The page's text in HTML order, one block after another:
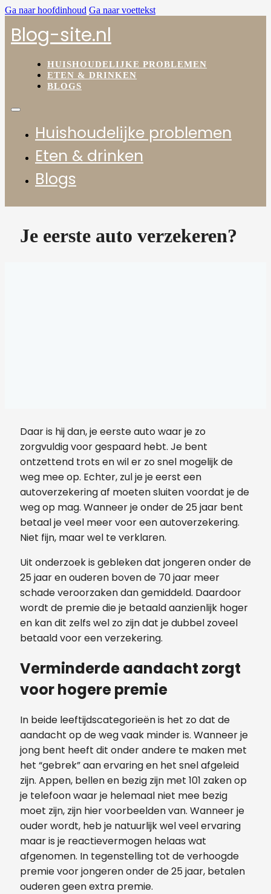
Ga naar hoofdinhoud Ga naar voettekst
Blog-site.nl
HUISHOUDELIJKE PROBLEMEN
ETEN & DRINKEN
BLOGS
Huishoudelijke problemen
Eten & drinken
Blogs
Je eerste auto verzekeren?
Daar is hij dan, je eerste auto waar je zo
zorgvuldig voor gespaard hebt. Je bent
ontzettend trots en wil er zo snel mogelijk de
weg mee op. Echter, zul je je eerst een
autoverzekering af moeten sluiten voordat je de
weg op mag. Wanneer je onder de 25 jaar bent
betaal je veel meer voor een autoverzekering.
Niet fijn, maar wel te verklaren.
Uit onderzoek is gebleken dat jongeren onder de
25 jaar en ouderen boven de 70 jaar meer
schade veroorzaken dan gemiddeld. Daardoor
wordt de premie die je betaald aanzienlijk hoger
en kan dit zelfs wel zo zijn dat je dubbel zoveel
betaald voor een verzekering.
Verminderde aandacht zorgt
voor hogere premie
In beide leeftijdscategorieën is het zo dat de
aandacht op de weg vaak minder is. Wanneer je
jong bent heeft dit onder andere te maken met
het “gebrek” aan ervaring en het snel afgeleid
zijn. Appen, bellen en bezig zijn met 101 zaken op
je telefoon waar je helemaal niet mee bezig
moet zijn, zijn hier voorbeelden van. Wanneer je
ouder wordt, heb je natuurlijk wel veel ervaring
maar is je reactievermogen helaas wat
afgenomen. In tegenstelling tot de verhoogde
premie voor jongeren onder de 25 jaar, betalen
ouderen geen extra premie.